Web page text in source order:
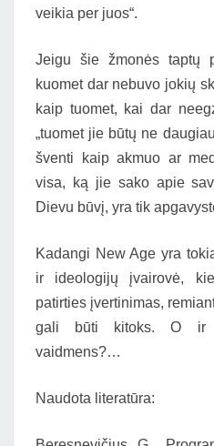
veikia per juos“.
Jeigu šie žmonės taptų
kuomet dar nebuvo jokių
kaip tuomet, kai dar
„tuomet jie būtų ne
šventi kaip akmuo ar
visa, ką jie sako apie
Dievu būvį, yra tik
Kadangi New Age yra
ir ideologijų įvairovė,
patirties įvertinimas,
gali būti kitoks. O ir
vaidmens?…
Naudota literatūra: